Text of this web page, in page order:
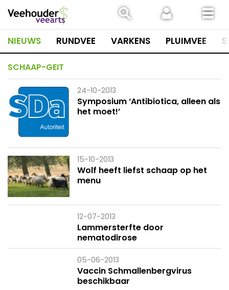
naar
inhoud
NIEUWS RUNDVEE VARKENS PLUIMVEE
SCHAAP-GEIT
24-10-2013
Symposium ‘Antibiotica, alleen als
het moet!’
15-10-2013
Wolf heeft liefst schaap op het
menu
12-07-2013
Lammersterfte door
nematodirose
05-06-2013
Vaccin Schmallenbergvirus
beschikbaar